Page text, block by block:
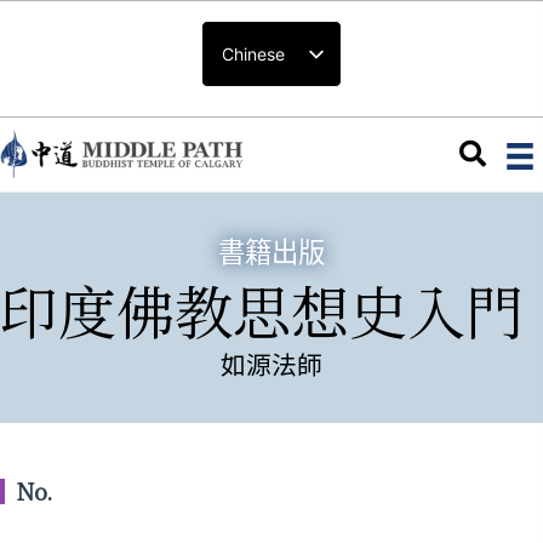
Chinese
書籍出版
印度佛教思想史入門
如源法師
No.